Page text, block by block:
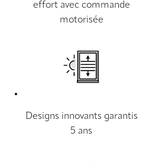
effort avec commande
motorisée
Designs innovants garantis
5 ans